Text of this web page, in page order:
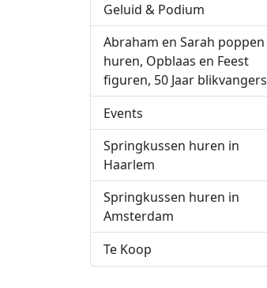
Geluid & Podium
Abraham en Sarah poppen
huren, Opblaas en Feest
figuren, 50 Jaar blikvangers
Events
Springkussen huren in
Haarlem
Springkussen huren in
Amsterdam
Te Koop